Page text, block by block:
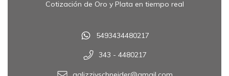
Cotización de Oro y Plata en tiempo real
5493434480217
343 - 4480217